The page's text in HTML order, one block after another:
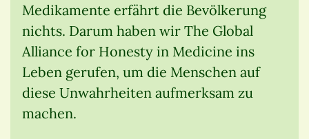
Medikamente erfährt die Bevölkerung
nichts. Darum haben wir The Global
Alliance for Honesty in Medicine ins
Leben gerufen, um die Menschen auf
diese Unwahrheiten aufmerksam zu
machen.